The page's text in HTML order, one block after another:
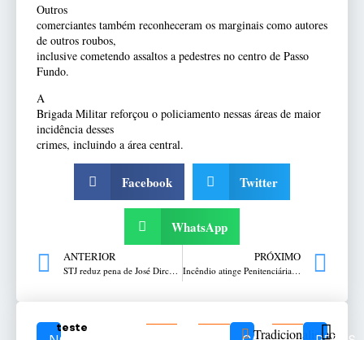
Outros
comerciantes também reconheceram os marginais como autores
de outros roubos,
inclusive cometendo assaltos a pedestres no centro de Passo
Fundo.
A
Brigada Militar reforçou o policiamento nessas áreas de maior
incidência desses
crimes, incluindo a área central.
Facebook Twitter
WhatsApp
ANTERIOR
STJ reduz pena de José Dirceu de 8 para 4 anos em regime semiaberto
PRÓXIMO
Incêndio atinge Penitenciária de Florianópolis e deixa mortos
teste Tradicionalismo